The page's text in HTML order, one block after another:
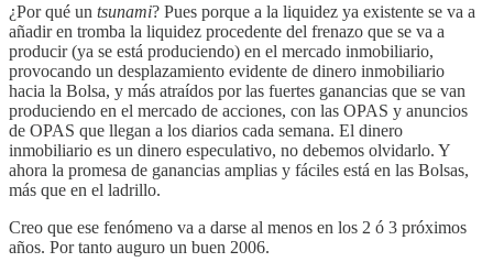
¿Por qué un tsunami? Pues porque a la liquidez ya existente se va a
añadir en tromba la liquidez procedente del frenazo que se va a
producir (ya se está produciendo) en el mercado inmobiliario,
provocando un desplazamiento evidente de dinero inmobiliario
hacia la Bolsa, y más atraídos por las fuertes ganancias que se van
produciendo en el mercado de acciones, con las OPAS y anuncios
de OPAS que llegan a los diarios cada semana. El dinero
inmobiliario es un dinero especulativo, no debemos olvidarlo. Y
ahora la promesa de ganancias amplias y fáciles está en las Bolsas,
más que en el ladrillo.
Creo que ese fenómeno va a darse al menos en los 2 ó 3 próximos
años. Por tanto auguro un buen 2006.